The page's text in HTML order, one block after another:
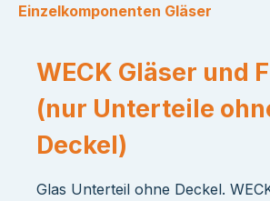
Einzelkomponenten Gläser
WECK Gläser und
(nur Unterteile
Deckel)
Glas Unterteil ohne Deckel.